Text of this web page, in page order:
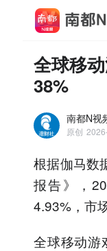
全球移
38%
南都N视
原创
根据伽马数
报告》，
4.93%，市
全球移动游